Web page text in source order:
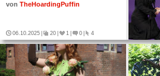
von TheHoardingPuffin
06.10.2025 20 1 0 4